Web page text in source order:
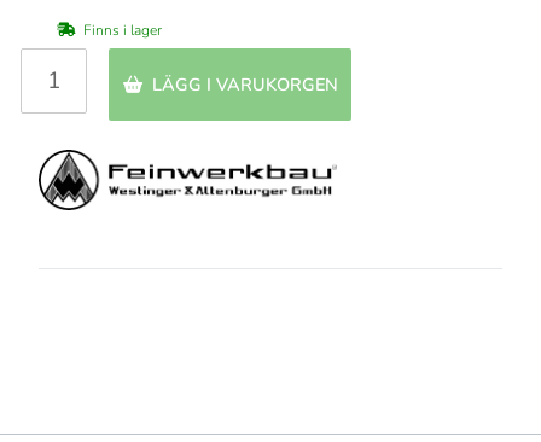
Finns i lager
LÄGG I VARUKORGEN